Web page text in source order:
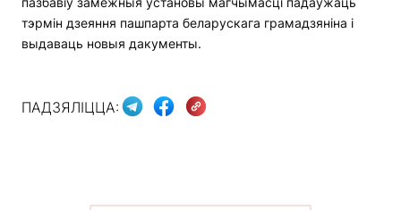
тэрмін дзеяння пашпарта беларускага грамадзяніна і
выдаваць новыя дакументы.
ПАДЗЯЛІЦЦА: